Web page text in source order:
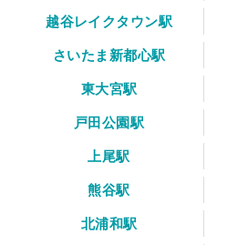
越谷レイクタウン駅
さいたま新都心駅
東大宮駅
戸田公園駅
上尾駅
熊谷駅
北浦和駅